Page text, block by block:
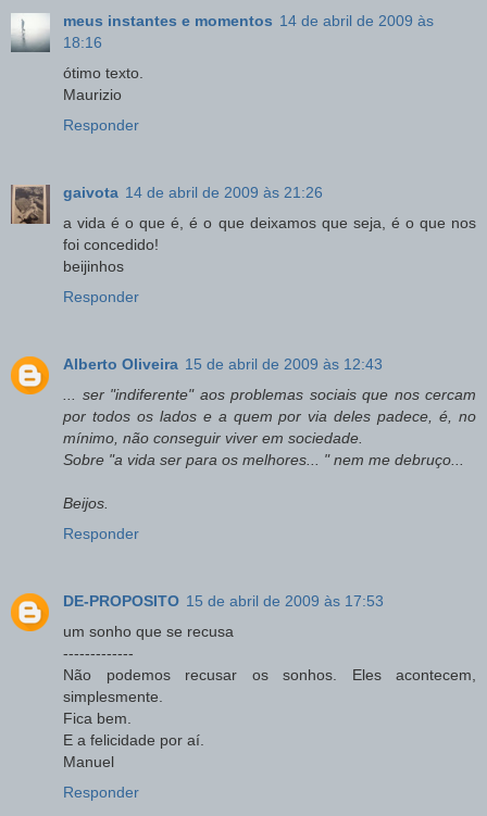
meus instantes e momentos 14 de abril de 2009 às
18:16
ótimo texto.
Maurizio
Responder
gaivota 14 de abril de 2009 às 21:26
a vida é o que é, é o que deixamos que seja, é o que nos
foi concedido!
beijinhos
Responder
Alberto Oliveira 15 de abril de 2009 às 12:43
... ser "indiferente" aos problemas sociais que nos cercam
por todos os lados e a quem por via deles padece, é, no
mínimo, não conseguir viver em sociedade.
Sobre "a vida ser para os melhores... " nem me debruço...
Beijos.
Responder
DE-PROPOSITO 15 de abril de 2009 às 17:53
um sonho que se recusa
-------------
Não podemos recusar os sonhos. Eles acontecem,
simplesmente.
Fica bem.
E a felicidade por aí.
Manuel
Responder